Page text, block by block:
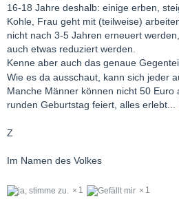
Die ganz schlauen, ohne Hedge und
haben sogar 20 Jahre gelocked. Die
16-18 Jahre deshalb: einige erben,
Kohle, Frau geht mit (teilweise)
nicht nach 3-5 Jahren erneuert
auch etwas reduziert werden.
Kenne aber auch das genaue
Wie es da ausschaut, kann sich jeder
Manche Männer können nicht 50 Euro
runden Geburtstag feiert, alles erlebt...
Z
Im Namen des Volkes
1 1